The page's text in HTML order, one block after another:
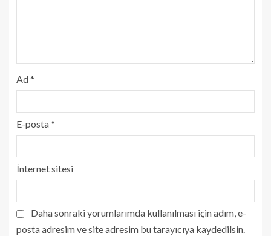
Ad*
E-posta*
İnternet sitesi
Daha sonraki yorumlarımda kullanılması için adım, e-
posta adresim ve site adresim bu tarayıcıya kaydedilsin.